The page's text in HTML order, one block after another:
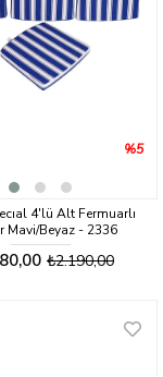
4'lü Alt Fermuarlı
Mavi/Beyaz - 2336
₺2.190,00
%5